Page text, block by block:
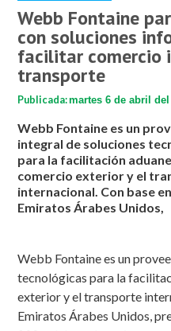
Webb Fontaine
con soluciones
facilitar comercio
transporte
Publicada:martes 6 de abril del
Webb Fontaine es un
integral de soluciones
para la facilitación
comercio exterior y el
internacional. Con base
Emiratos Árabes Unidos,
Webb Fontaine es un
tecnológicas para la
exterior y el transporte
Emiratos Árabes Unidos,